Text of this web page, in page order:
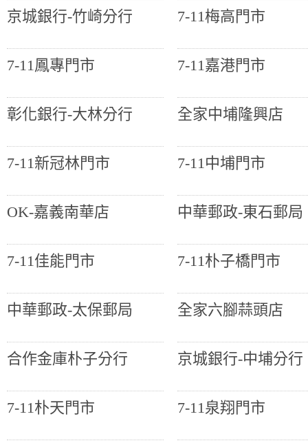
京城銀行-竹崎分行 7-11梅高門市
7-11鳳專門市 7-11嘉港門市
彰化銀行-大林分行 全家中埔隆興店
7-11新冠林門市 7-11中埔門市
OK-嘉義南華店 中華郵政-東石郵局
7-11佳能門市 7-11朴子橋門市
中華郵政-太保郵局 全家六腳蒜頭店
合作金庫朴子分行 京城銀行-中埔分行
7-11朴天門市 7-11泉翔門市